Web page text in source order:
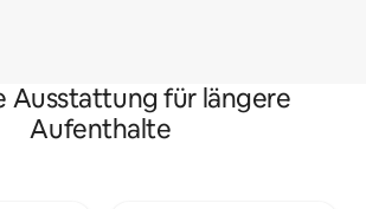
Ausstattung für längere
Aufenthalte